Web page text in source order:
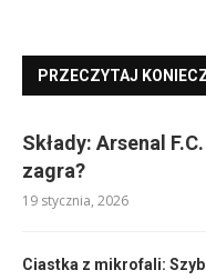
PRZECZYTAJ
Składy: Arsenal
zagra?
19 stycznia, 2026
Ciastka z mikrofali: